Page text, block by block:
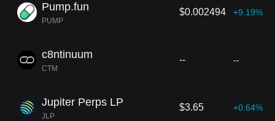
Pump.fun
PUMP
$0.002494 +9.19%
c8ntinuum
CTM
-- --
Jupiter Perps LP
JLP
$3.65 +0.64%